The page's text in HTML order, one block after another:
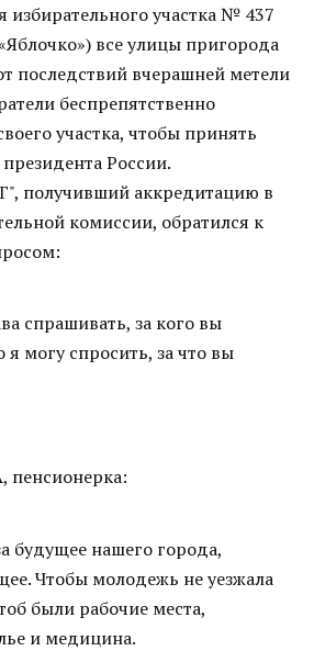
избирательного участка № 437
все улицы пригорода
последствий вчерашней метели
беспрепятственно
участка, чтобы принять
России.
получивший аккредитацию в
комиссии, обратился к
спрашивать, за кого вы
я могу спросить, за что вы
будущее нашего города,
Чтобы молодежь не уезжала
были рабочие места,
и медицина.